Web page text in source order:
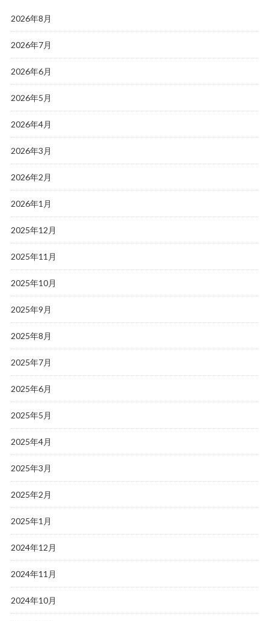
2026年8月
2026年7月
2026年6月
2026年5月
2026年4月
2026年3月
2026年2月
2026年1月
2025年12月
2025年11月
2025年10月
2025年9月
2025年8月
2025年7月
2025年6月
2025年5月
2025年4月
2025年3月
2025年2月
2025年1月
2024年12月
2024年11月
2024年10月